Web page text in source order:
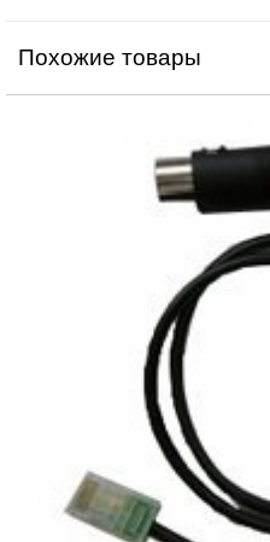
Похожие товары